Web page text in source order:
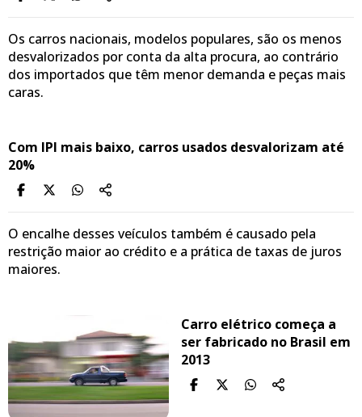
Os carros nacionais, modelos populares, são os menos
desvalorizados por conta da alta procura, ao contrário
dos importados que têm menor demanda e peças mais
caras.
Com IPI mais baixo, carros usados desvalorizam até
20%
O encalhe desses veículos também é causado pela
restrição maior ao crédito e a prática de taxas de juros
maiores.
Carro elétrico começa a
ser fabricado no Brasil em
2013